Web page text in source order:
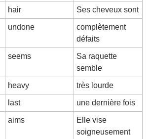
hair Ses cheveux sont
undone
complètement
défaits
seems
Sa raquette
semble
heavy très lourde
last une dernière fois
aims
Elle vise
soigneusement